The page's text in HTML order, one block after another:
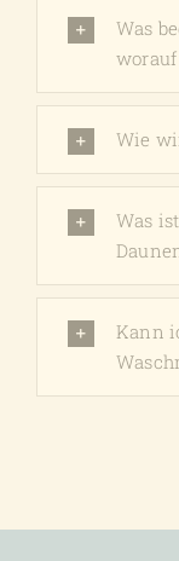
Was
Wie
Was
Kann